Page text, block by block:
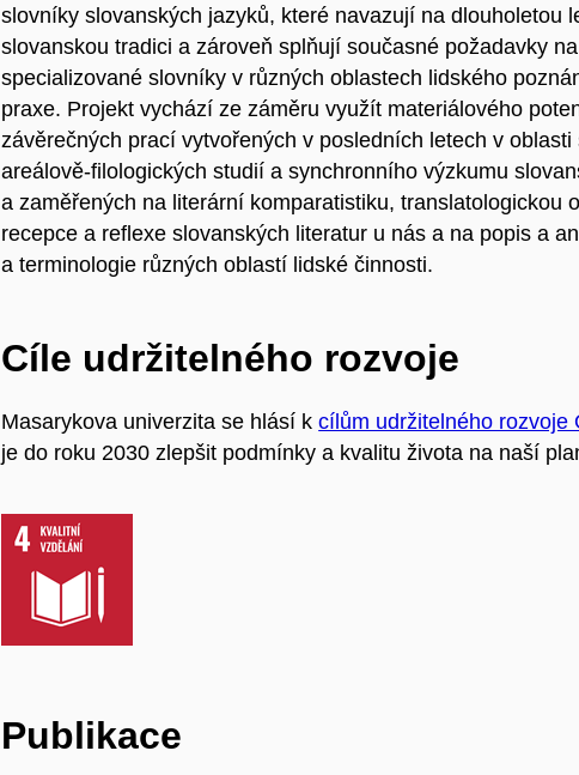
slovníky slovanských jazyků, které navazují na dlouholetou
slovanskou tradici a zároveň splňují současné požadavky
specializované slovníky v různých oblastech lidského
praxe. Projekt vychází ze záměru využít materiálového
závěrečných prací vytvořených v posledních letech v oblasti
areálově-filologických studií a synchronního výzkumu
a zaměřených na literární komparatistiku, translatologickou
recepce a reflexe slovanských literatur u nás a na popis a
a terminologie různých oblastí lidské činnosti.
Cíle udržitelného rozvoje
Masarykova univerzita se hlásí kcílům udržitelného rozvoje
je do roku 2030 zlepšit podmínky a kvalitu života na naší
Publikace